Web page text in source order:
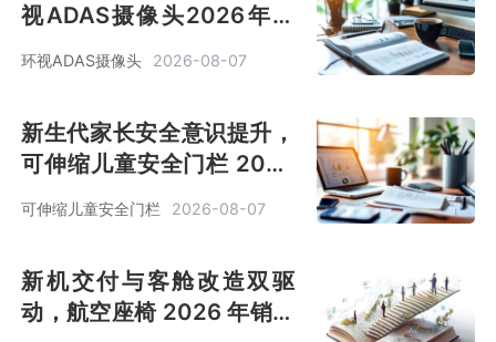
视ADAS摄像头2026年冲
向34亿美元[图]
环视ADAS摄像头 2026-08-07
新生代家长安全意识提升，
可伸缩儿童安全门栏 2026
年销售额预计达 2.3 亿美元
[图]
可伸缩儿童安全门栏 2026-08-07
新机交付与客舱改造双驱
动，航空座椅 2026 年销售